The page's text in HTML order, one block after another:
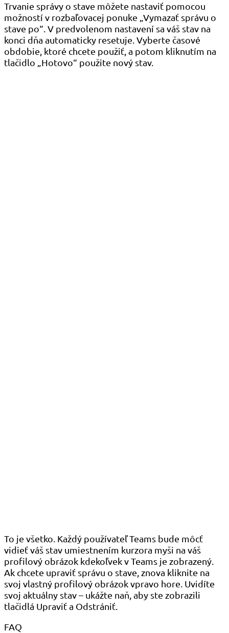
Trvanie správy o stave môžete nastaviť pomocou
možností v rozbaľovacej ponuke „Vymazať správu o
stave po“. V predvolenom nastavení sa váš stav na
konci dňa automaticky resetuje. Vyberte časové
obdobie, ktoré chcete použiť, a potom kliknutím na
tlačidlo „Hotovo“ použite nový stav.
To je všetko. Každý používateľ Teams bude môcť
vidieť váš stav umiestnením kurzora myši na váš
profilový obrázok kdekoľvek v Teams je zobrazený.
Ak chcete upraviť správu o stave, znova kliknite na
svoj vlastný profilový obrázok vpravo hore. Uvidíte
svoj aktuálny stav – ukážte naň, aby ste zobrazili
tlačidlá Upraviť a Odstrániť.
FAQ